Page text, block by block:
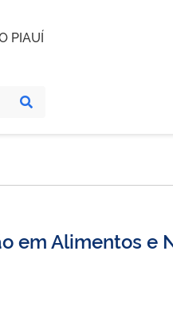
PIAUÍ
em Alimentos